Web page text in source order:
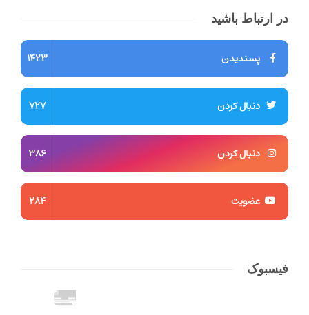
در ارتباط باشید
پسندیدن 1423
دنبال کردن 727
دنبال کردن 386
عضویت 284
فیسبوک